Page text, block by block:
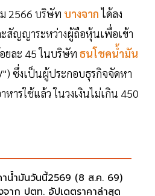
2566 บริษัท บางจากได้ลง
ญญาระหว่างผู้ถือหุ้นเพื่อเข้า
ยละ 45 ในบริษัท ธนโชคน้ำมัน
ซึ่งเป็นผู้ประกอบธุรกิจจัดหา
ารใช้แล้ว ในวงเงินไม่เกิน 450
าน้ำมันวันนี้2569 (8 ส.ค. 69)
จาก ปตท. อัปเดตราคาล่าสุด